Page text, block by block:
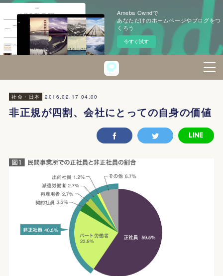
Ameba Owndで
あなただけのホームページやブログをつ
くろう
今すぐ試す
社会・日本 2016.02.17 04:00
非正規が四割、会社にとっての自身の価値